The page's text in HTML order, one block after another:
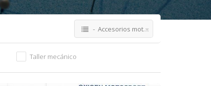
- Accesorios motoristas
Taller mecánico